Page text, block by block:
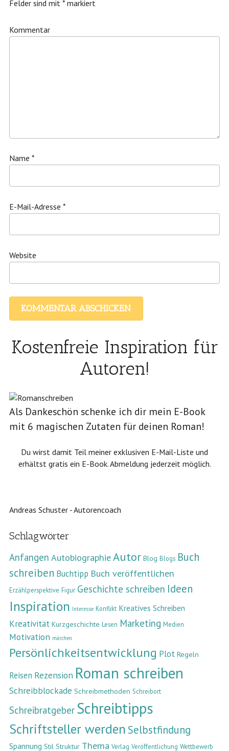
Felder sind mit *markiert
Kommentar
Name *
E-Mail-Adresse *
Website
Kostenfreie Inspiration für
Autoren!
Als Dankeschön schenke ich dir mein E-Book
mit 6 magischen Zutaten für deinen Roman!
Du wirst damit Teil meiner exklusiven E-Mail-Liste und
erhältst gratis ein E-Book. Abmeldung jederzeit möglich.
Andreas Schuster - Autorencoach
Schlagwörter
Anfangen AutobiographieAutor Blog Blogs Buch
schreiben Buchtipp Buch veröffentlichen
Erzählperspektive Figur Geschichte schreiben Ideen
Inspiration Interesse Konflikt Kreatives Schreiben
Kreativität Kurzgeschichte Lesen Marketing Medien
Motivation märchen
Persönlichkeitsentwicklung Plot Regeln
Reisen Rezension Roman schreiben
Schreibblockade Schreibmethoden Schreibort
Schreibratgeber Schreibtipps
Schriftsteller werden Selbstfindung
Spannung Stil Struktur Thema Verlag Veröffentlichung Wettbewerb